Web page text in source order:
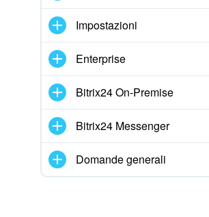
Impostazioni
Enterprise
Bitrix24 On-Premise
Bitrix24 Messenger
Domande generali